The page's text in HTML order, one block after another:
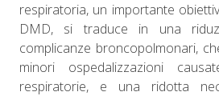
respiratoria, un importante
DMD, si traduce in una
complicanze broncopolmonari,
minori ospedalizzazioni
respiratorie, e una ridotta